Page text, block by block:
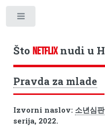
Što NETFLIXnudi u
Pravda za mlade
Izvorni naslov: 소년심판
serija, 2022.